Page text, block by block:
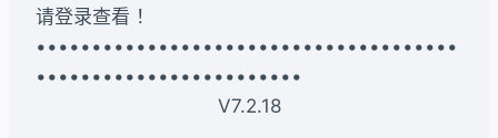
请登录查看 ！
••••••••••••••••••••••••••••••••••••••
••••••••••••••••••••••••
V7.2.18